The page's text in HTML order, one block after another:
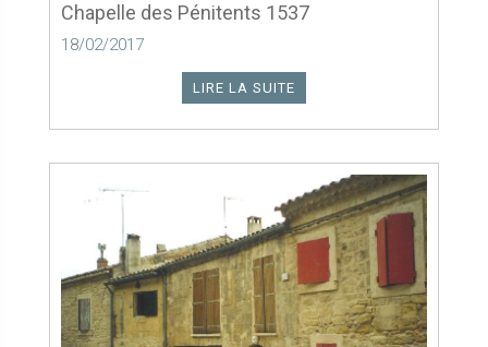
Chapelle des Pénitents 1537
18/02/2017
LIRE LA SUITE